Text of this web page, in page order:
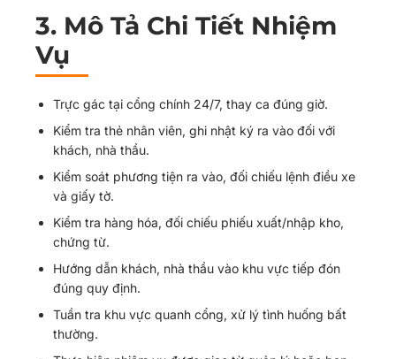
3. Mô Tả Chi Tiết Nhiệm
Vụ
Trực gác tại cổng chính 24/7, thay ca đúng giờ.
Kiểm tra thẻ nhân viên, ghi nhật ký ra vào đối với
khách, nhà thầu.
Kiểm soát phương tiện ra vào, đối chiếu lệnh điều xe
và giấy tờ.
Kiểm tra hàng hóa, đối chiếu phiếu xuất/nhập kho,
chứng từ.
Hướng dẫn khách, nhà thầu vào khu vực tiếp đón
đúng quy định.
Tuần tra khu vực quanh cổng, xử lý tình huống bất
thường.